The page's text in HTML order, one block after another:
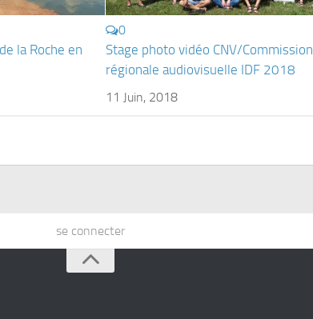
la Roche en
0
Stage photo vidéo CNV/Commission
régionale audiovisuelle IDF 2018
11 Juin, 2018
se connecter